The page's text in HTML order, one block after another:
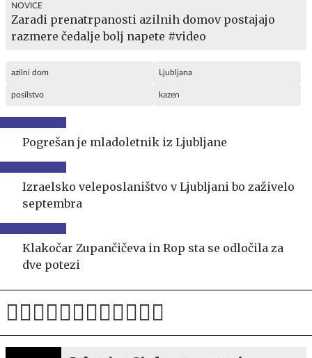
NOVICE
Zaradi prenatrpanosti azilnih domov postajajo
razmere čedalje bolj napete #video
azilni dom Ljubljana
posilstvo kazen
Pogrešan je mladoletnik iz Ljubljane
Izraelsko veleposlaništvo v Ljubljani bo zaživelo
septembra
Klakočar Zupančičeva in Rop sta se odločila za
dve potezi